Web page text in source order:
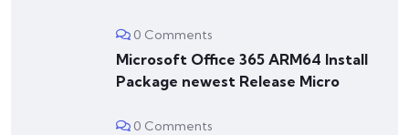
0 Comments
Microsoft Office 365 ARM64 Install
Package newest Release Micro
0 Comments